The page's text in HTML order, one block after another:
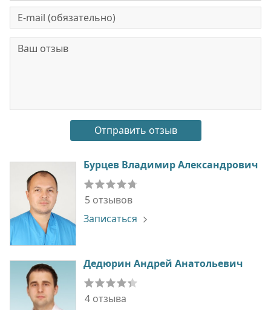
Бурцев Владимир Александрович
5 отзывов
Записаться
Дедюрин Андрей Анатольевич
4 отзыва